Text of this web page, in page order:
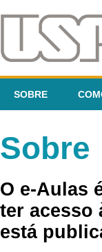
SOBRE
Sobre
O e-Aulas
ter acesso
está